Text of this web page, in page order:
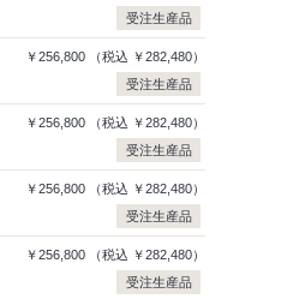
受注生産品
￥256,800 （税込 ￥282,480）
受注生産品
￥256,800 （税込 ￥282,480）
受注生産品
￥256,800 （税込 ￥282,480）
受注生産品
￥256,800 （税込 ￥282,480）
受注生産品